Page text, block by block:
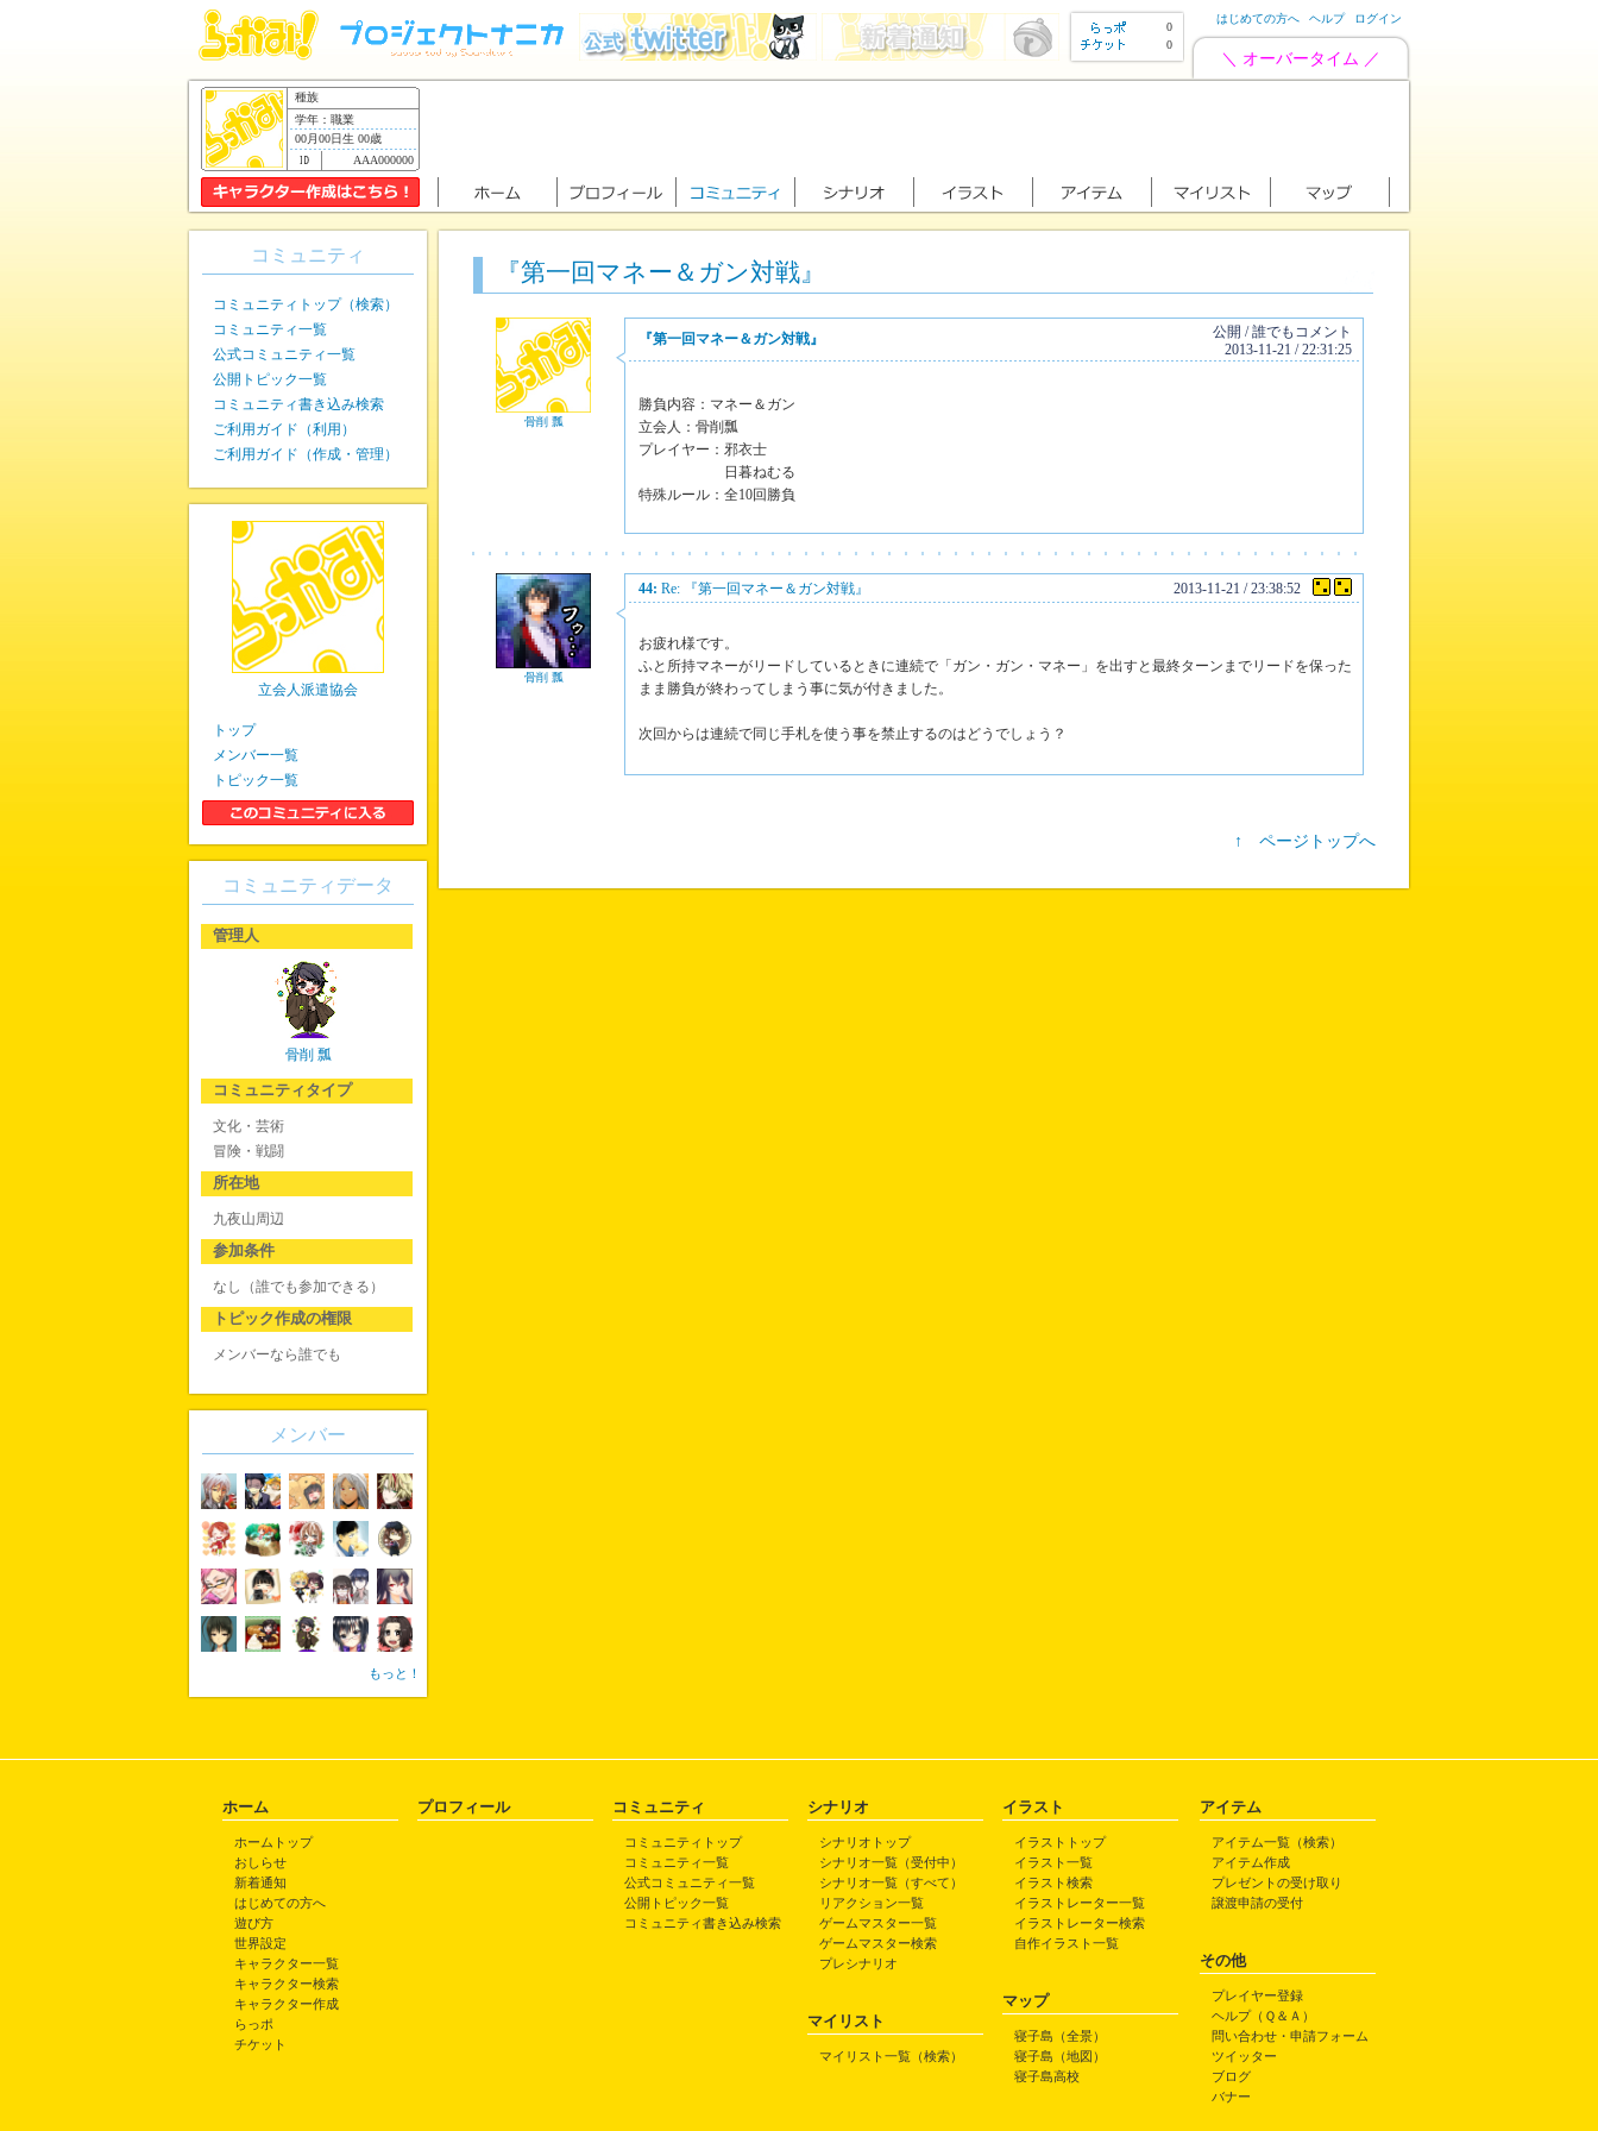
0
0
はじめての方へ ヘルプ ログイン
＼ オーバータイム ／
種族
学年：職業
00月00日生 00歳
AAA000000
『第一回マネー＆ガン対戦』
骨削 瓢
『第一回マネー＆ガン対戦』
公開 / 誰でもコメント
2013-11-21 / 22:31:25
勝負内容：マネー＆ガン
立会人：骨削瓢
プレイヤー：邪衣士
日暮ねむる
特殊ルール：全10回勝負
骨削 瓢
44: Re: 『第一回マネー＆ガン対戦』 2013-11-21 / 23:38:52
お疲れ様です。
ふと所持マネーがリードしているときに連続で「ガン・ガン・マネー」を出すと最終ターンまでリードを保った
まま勝負が終わってしまう事に気が付きました。
次回からは連続で同じ手札を使う事を禁止するのはどうでしょう？
↑ ページトップへ
コミュニティ
コミュニティトップ（検索）
コミュニティ一覧
公式コミュニティ一覧
公開トピック一覧
コミュニティ書き込み検索
ご利用ガイド（利用）
ご利用ガイド（作成・管理）
立会人派遣協会
トップ
メンバー一覧
トピック一覧
コミュニティデータ
管理人
骨削 瓢
コミュニティタイプ
文化・芸術
冒険・戦闘
所在地
九夜山周辺
参加条件
なし（誰でも参加できる）
トピック作成の権限
メンバーなら誰でも
メンバー
もっと！
ホーム
ホームトップ
おしらせ
新着通知
はじめての方へ
遊び方
世界設定
キャラクター一覧
キャラクター検索
キャラクター作成
らっポ
チケット
プロフィール コミュニティ
コミュニティトップ
コミュニティ一覧
公式コミュニティ一覧
公開トピック一覧
コミュニティ書き込み検索
シナリオ
シナリオトップ
シナリオ一覧（受付中）
シナリオ一覧（すべて）
リアクション一覧
ゲームマスター一覧
ゲームマスター検索
プレシナリオ
マイリスト
マイリスト一覧（検索）
イラスト
イラストトップ
イラスト一覧
イラスト検索
イラストレーター一覧
イラストレーター検索
自作イラスト一覧
マップ
寝子島（全景）
寝子島（地図）
寝子島高校
アイテム
アイテム一覧（検索）
アイテム作成
プレゼントの受け取り
譲渡申請の受付
その他
プレイヤー登録
ヘルプ（Ｑ＆Ａ）
問い合わせ・申請フォーム
ツイッター
ブログ
バナー